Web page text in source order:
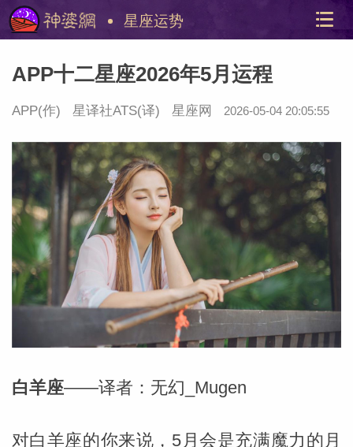
美国神
星座运势
站内导
APP十二星座2026年5月运程
APP(作) 星译社ATS(译) 星座网 2026-05-04 20:05:55
白羊座——译者：无幻_Mugen
对白羊座的你来说，5月会是充满魔力的月